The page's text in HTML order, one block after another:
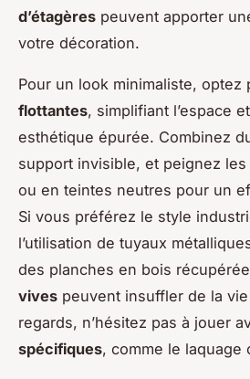
d’étagères peuvent apporter
votre décoration.
Pour un look minimaliste, optez
flottantes, simplifiant l’espace
esthétique épurée. Combinez
support invisible, et peignez
ou en teintes neutres pour un
Si vous préférez le style
l’utilisation de tuyaux
des planches en bois
vives peuvent insuffler de la
regards, n’hésitez pas à jouer
spécifiques, comme le laquage